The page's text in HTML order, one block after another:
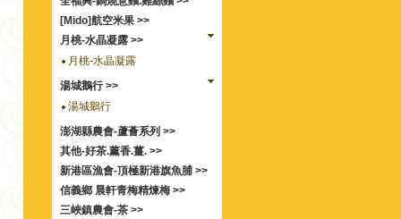
[Mido]航空米果 >>
月桃-水晶凝露 >>
月桃-水晶凝露
湯城鵝行 >>
湯城鵝行
澎湖縣農會-蘆薈系列 >>
其他-好茶.薰香.薑. >>
新港區漁會-頂極新港旗魚脯 >>
信義鄉 晨軒青梅精煉梅 >>
三峽鎮農會-茶 >>